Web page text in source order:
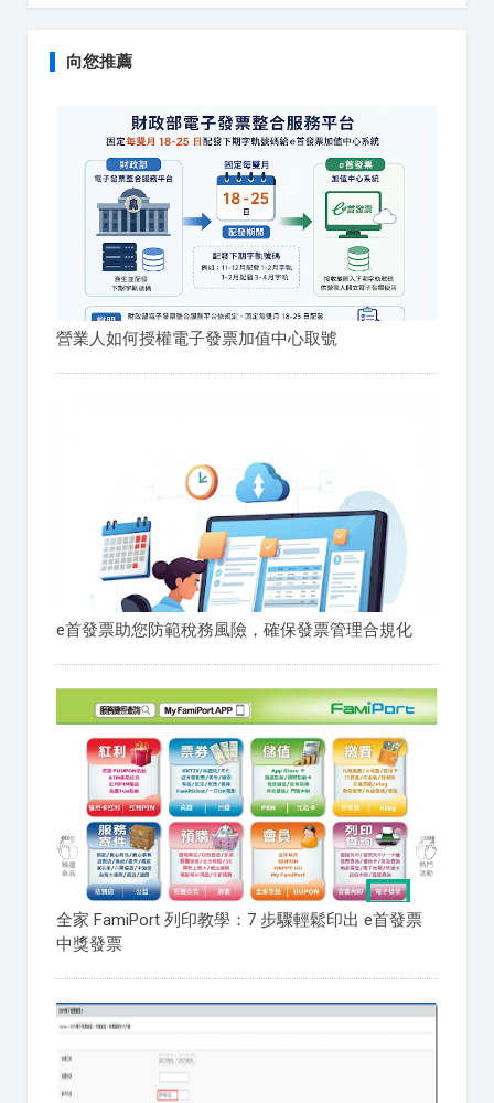
向您推薦
營業人如何授權電子發票加值中心取號
e首發票助您防範稅務風險，確保發票管理合規化
全家 FamiPort 列印教學：7 步驟輕鬆印出 e首發票
中獎發票